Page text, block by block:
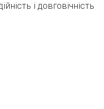
і довговічність